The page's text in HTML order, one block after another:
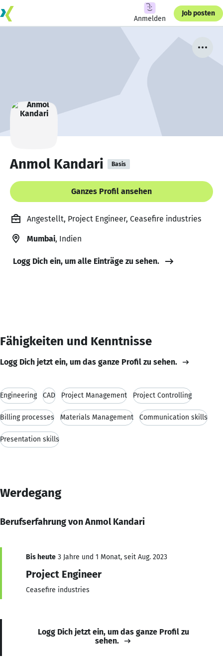
Anmelden
Job posten
Anmol Kandari Basis
Ganzes Profil ansehen
Angestellt, Project Engineer, Ceasefire industries
Mumbai, Indien
Logg Dich ein, um alle Einträge zu sehen.
Fähigkeiten und Kenntnisse
Logg Dich jetzt ein, um das ganze Profil zu sehen.
Engineering CAD Project Management Project Controlling
Billing processes Materials Management Communication skills
Presentation skills
Werdegang
Berufserfahrung von Anmol Kandari
Bis heute 3 Jahre und 1 Monat, seit Aug. 2023
Project Engineer
Ceasefire industries
Logg Dich jetzt ein, um das ganze Profil zu
sehen.